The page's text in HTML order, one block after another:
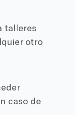
talleres
otro
caso de